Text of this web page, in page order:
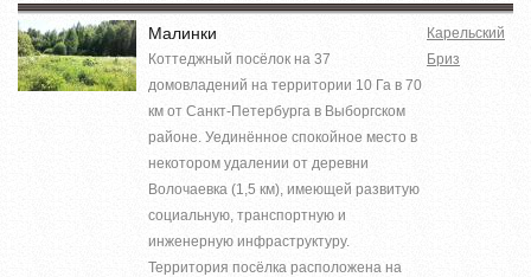
Малинки
Коттеджный посёлок на 37
домовладений на территории 10 Га в 70
км от Санкт-Петербурга в Выборгском
районе. Уединённое спокойное место в
некотором удалении от деревни
Волочаевка (1,5 км), имеющей развитую
социальную, транспортную и
инженерную инфраструктуру.
Территория посёлка расположена на
Карельский
Бриз